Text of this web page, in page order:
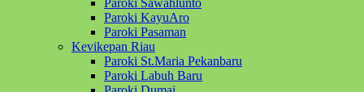
Paroki Sawahlunto
Paroki KayuAro
Paroki Pasaman
Kevikepan Riau
Paroki St.Maria Pekanbaru
Paroki Labuh Baru